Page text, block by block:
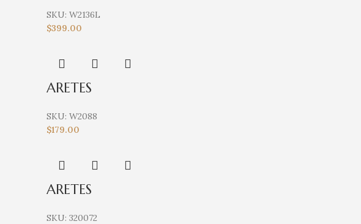
SKU: W2136L
$399.00
ARETES
SKU: W2088
$179.00
ARETES
SKU: 320072